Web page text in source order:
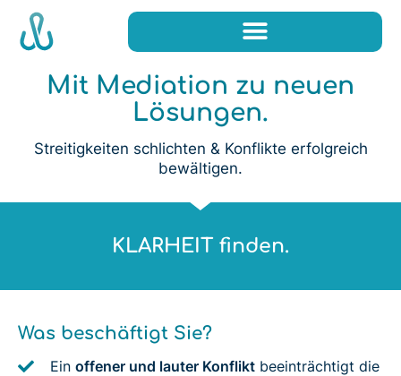
Mit Mediation zu neuen
Lösungen.
Streitigkeiten schlichten & Konflikte erfolgreich
bewältigen.
KLARHEIT finden.
Sich neu BEGEGNEN.
Was beschäftigt Sie?
Ein offener und lauter Konfliktbeeinträchtigt die